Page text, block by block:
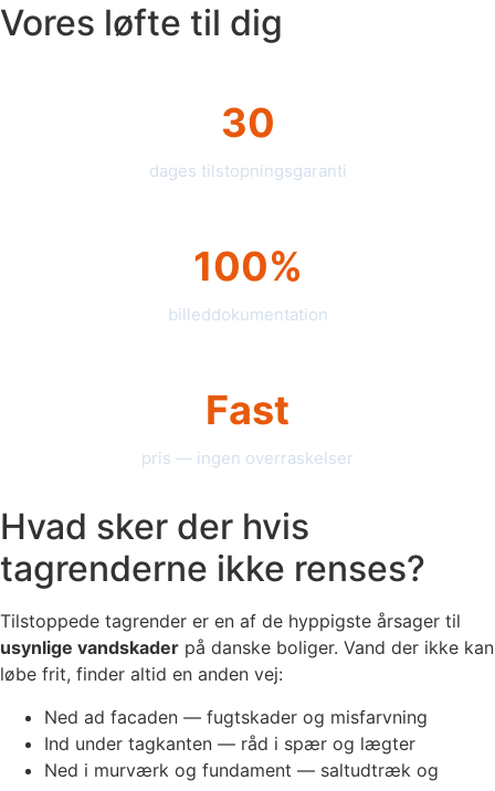
Vores løfte til dig
30
dages tilstopningsgaranti
100%
billeddokumentation
Fast
pris — ingen overraskelser
Hvad sker der hvis
tagrenderne ikke renses?
Tilstoppede tagrender er en af de hyppigste årsager til
usynlige vandskader på danske boliger. Vand der ikke kan
løbe frit, finder altid en anden vej:
Ned ad facaden — fugtskader og misfarvning
Ind under tagkanten — råd i spær og lægter
Ned i murværk og fundament — saltudtræk og